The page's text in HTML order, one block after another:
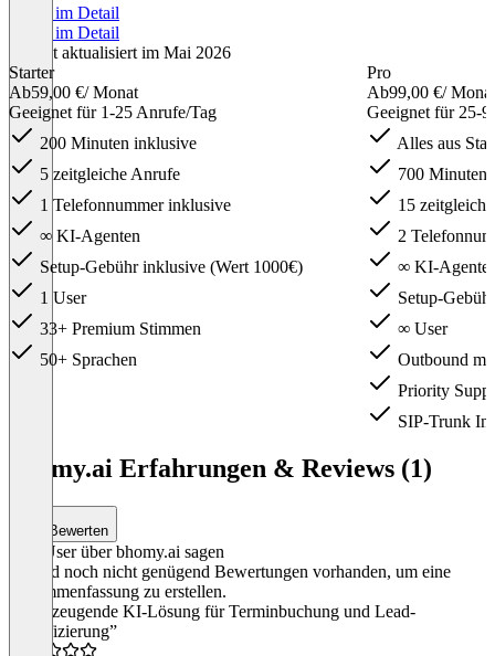
Preise im Detail
Preise im Detail
Zuletzt aktualisiert im Mai 2026
Starter
Ab59,00 €/ Monat
Geeignet für 1-25 Anrufe/Tag
200 Minuten inklusive
5 zeitgleiche Anrufe
1 Telefonnummer inklusive
∞ KI-Agenten
Setup-Gebühr inklusive (Wert 1000€)
1 User
33+ Premium Stimmen
50+ Sprachen
Pro
Ab99,00 €/ Monat
Geeignet für 25-
Alles aus
700 Minuten
15
2
∞ KI-
Setup-
∞ User
Outbound
Priority
SIP-Trunk
bhomy.ai Erfahrungen & Reviews (1)
Bewerten
Was User über bhomy.ai sagen
Es sind noch nicht genügend Bewertungen vorhanden, um eine
Zusammenfassung zu erstellen.
“Überzeugende KI-Lösung für Terminbuchung und Lead-
Qualifizierung”